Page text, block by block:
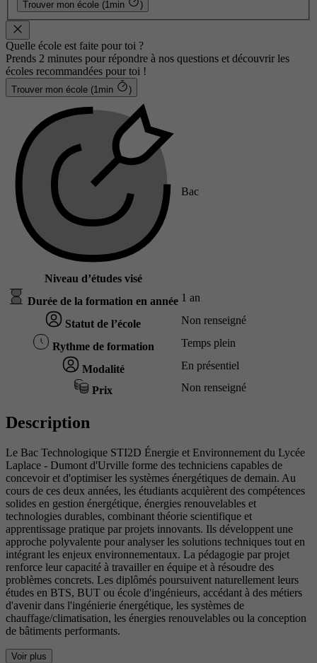
Trouver mon école (1min )
Quelle école est faite pour toi ?
Prends 2 minutes pour répondre à nos questions et découvrir les
écoles recommandées pour toi !
Trouver mon école (1min )
Niveau d’études visé
Bac
Durée de la formation en année 1 an
Statut de l’école Non renseigné
Rythme de formation Temps plein
Modalité En présentiel
Prix Non renseigné
Description
Le Bac Technologique STI2D Énergie et Environnement du Lycée
Laplace - Dumont d'Urville forme des techniciens capables de
concevoir et d'optimiser les systèmes énergétiques de demain. Au
cours de ces deux années, les étudiants acquièrent des compétences
solides en gestion énergétique, énergies renouvelables et
technologies durables, combinant théorie scientifique et
apprentissage pratique par projets innovants. Ils développent une
approche polyvalente pour analyser les solutions techniques tout en
intégrant les enjeux environnementaux. La pédagogie par projet
renforce leur capacité à travailler en équipe et à résoudre des
problèmes concrets. Les diplômés poursuivent naturellement leurs
études en BTS, BUT ou école d'ingénieurs, accédant à des métiers
d'avenir dans l'ingénierie énergétique, les systèmes de
chauffage/climatisation, les énergies renouvelables ou la conception
de bâtiments performants.
Voir plus